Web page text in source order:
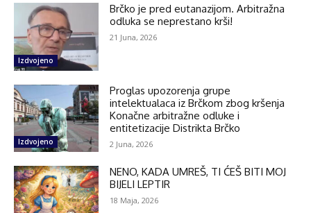
Izdvojeno
Brčko je pred eutanazijom. Arbitražna
odluka se neprestano krši!
21 Juna, 2026
Izdvojeno
Proglas upozorenja grupe
intelektualaca iz Brčkom zbog kršenja
Konačne arbitražne odluke i
entitetizacije Distrikta Brčko
2 Juna, 2026
NENO, KADA UMREŠ, TI ĆEŠ BITI MOJ
BIJELI LEPTIR
18 Maja, 2026